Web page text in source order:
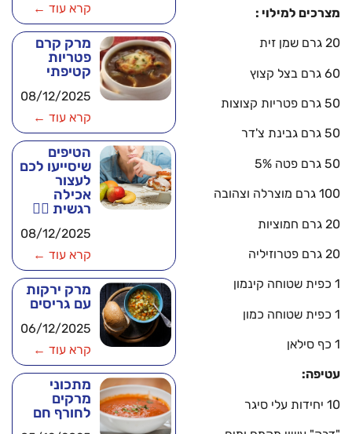
מצרכים למילוי :
20 גרם שמן זית
60 גרם בצל קצוץ
50 גרם פטריות קצוצות
50 גרם גבינת צ'דר
50 גרם פטה 5%
100 גרם מוצרלה וצהובה
20 גרם חמוציות
20 גרם פטרוזיליה
1 כפית שטוחה קינמון
1 כפית שטוחה כמון
1 כף סילאן
עטיפה:
10 יחידות עלי סיגר
קרא עוד ←
מרק קרם
פטריות
קטיפתי
08/12/2025
קרא עוד ←
הטיפים
שיסייעו לכם
לעצור
אכילה
רגשית 🧘‍♂️
08/12/2025
קרא עוד ←
מרק ירקות
עם גריסים
06/12/2025
קרא עוד ←
מתכוני
מרקים
לחורף חם